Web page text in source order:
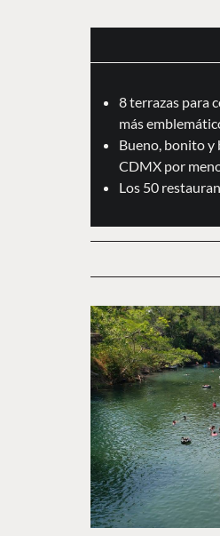
8 terrazas para
más
Bueno, bonito y
CDMX por
Los 50